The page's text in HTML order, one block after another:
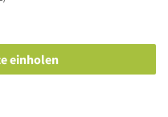
einholen